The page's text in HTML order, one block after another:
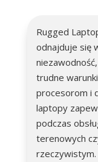
Rugged
odnajduje się
trudne
procesorom i
laptopy
podczas
terenowych